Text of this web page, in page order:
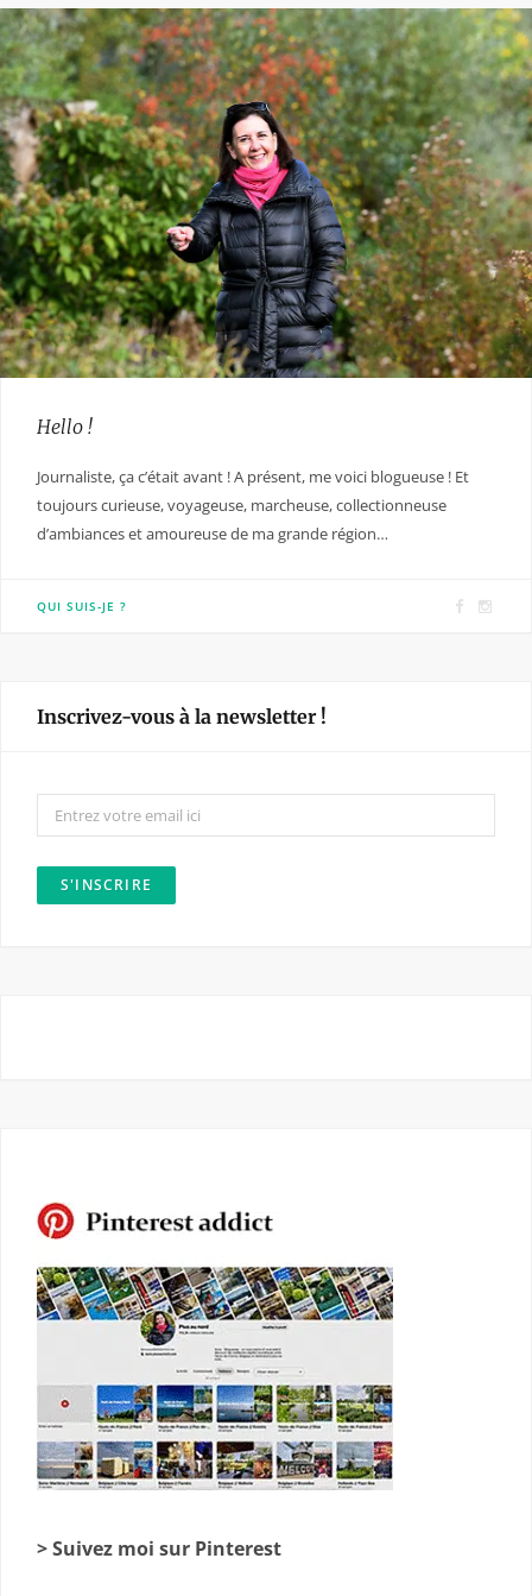
Hello !
Journaliste, ça c’était avant ! A présent, me voici blogueuse ! Et
toujours curieuse, voyageuse, marcheuse, collectionneuse
d’ambiances et amoureuse de ma grande région…
QUI SUIS-JE ?
o
I
r
Inscrivez-vous à la newsletter !
> Suivez moi sur Pinterest